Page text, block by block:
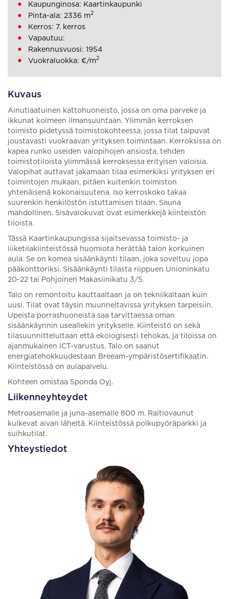
Kuvaus
Ainutlaatuinen kattohuoneisto, jossa on oma parveke ja
ikkunat kolmeen ilmansuuntaan. Ylimmän kerroksen
toimisto pidetyssä toimistokohteessa, jossa tilat taipuvat
joustavasti vuokraavan yrityksen toimintaan. Kerroksissa on
kapea runko useiden valopihojen ansiosta, tehden
toimistotiloista ylimmässä kerroksessa erityisen valoisia.
Valopihat auttavat jakamaan tilaa esimerkiksi yrityksen eri
toimintojen mukaan, pitäen kuitenkin toimiston
yhtenäisenä kokonaisuutena. Iso kerroskoko takaa
suurenkin henkilöstön istuttamisen tilaan. Sauna
mahdollinen. Sisävalokuvat ovat esimerkkejä kiinteistön
tiloista.
Tässä Kaartinkaupungissa sijaitsevassa toimisto- ja
liiketilakiinteistössä huomiota herättää talon korkuinen
aula. Se on komea sisäänkäynti tilaan, joka soveltuu jopa
pääkonttoriksi. Sisäänkäynti tilasta riippuen Unioninkatu
20-22 tai Pohjoinen Makasiinikatu 3/5.
Talo on remontoitu kauttaaltaan ja on tekniikaltaan kuin
uusi. Tilat ovat täysin muunneltavissa yrityksen tarpeisiin.
Upeista porrashuoneista saa tarvittaessa oman
sisäänkäynnin useallekin yritykselle. Kiinteistö on sekä
tilasuunnittelultaan että ekologisesti tehokas, ja tiloissa on
ajanmukainen ICT-varustus. Talo on saanut
energiatehokkuudestaan Breeam-ympäristösertifikaatin.
Kiinteistössä on aulapalvelu.
Kohteen omistaa Sponda Oyj.
Liikenneyhteydet
Metroasemalle ja juna-asemalle 800 m. Raitiovaunut
kulkevat aivan läheltä. Kiinteistössä polkupyöräparkki ja
suihkutilat.
Yhteystiedot
Kaupunginosa: Kaartinkaupunki
Pinta-ala: 2336 m2
Kerros: 7. kerros
Vapautuu:
Rakennusvuosi: 1954
Vuokraluokka: €/m2